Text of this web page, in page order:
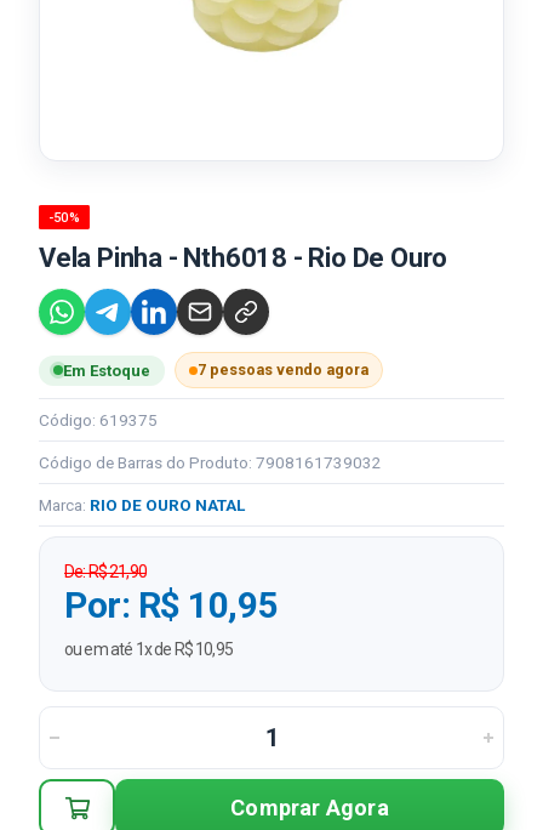
-50%
Vela Pinha - Nth6018 - Rio De Ouro
Em Estoque 7 pessoas vendo agora
Código: 619375
Código de Barras do Produto: 7908161739032
Marca: RIO DE OURO NATAL
De: R$ 21,90
Por: R$ 10,95
ou em até 1x de R$ 10,95
Comprar Agora